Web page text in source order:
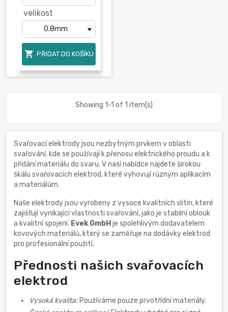
velikost
 PŘIDAT DO KOŠÍKU
Showing 1-1 of 1 item(s)
Svařovací elektrody jsou nezbytným prvkem v oblasti
svařování, kde se používají k přenosu elektrického proudu a k
přidání materiálu do svaru. V naší nabídce najdete širokou
škálu svařovacích elektrod, které vyhovují různým aplikacím
a materiálům.
Naše elektrody jsou vyrobeny z vysoce kvalitních slitin, které
zajišťují vynikající vlastnosti svařování, jako je stabilní oblouk
a kvalitní spojení. Evek GmbH je spolehlivým dodavatelem
kovových materiálů, který se zaměřuje na dodávky elektrod
pro profesionální použití.
Přednosti našich svařovacích
elektrod
Vysoká kvalita: Používáme pouze prvotřídní materiály.